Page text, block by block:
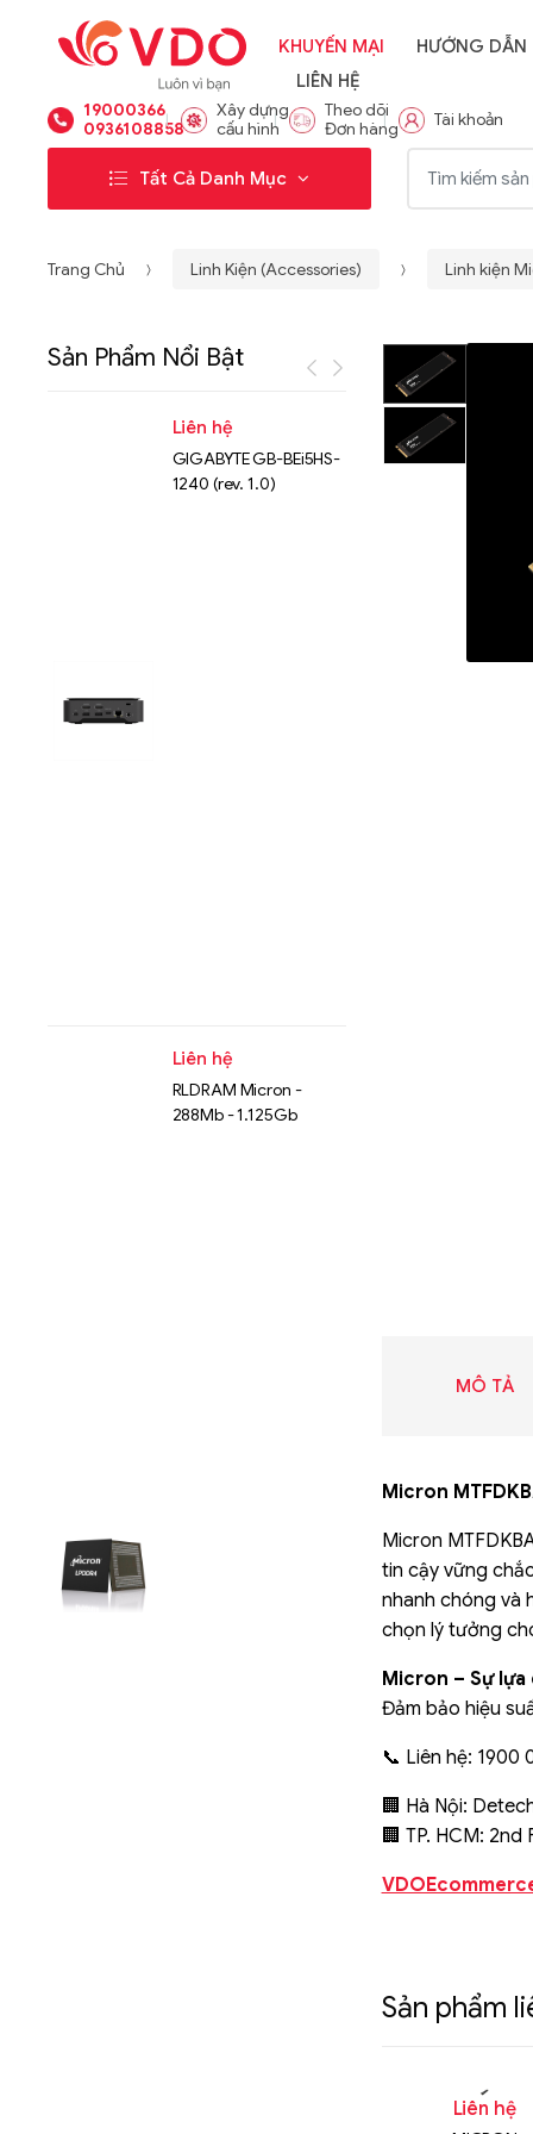
KHUYẾN MẠI HƯỚNG DẪN
LIÊN HỆ
19000366
0936108858
Xây dựng
cấu hình
Theo dõi
Đơn hàng
Tài khoản
Tất Cả Danh Mục
Trang Chủ Linh Kiện (Accessories) Linh kiện
MÔ TẢ
Micron
Micron
tin cậy vững
nhanh chóng và
chọn lý tưởng
Micron – Sự
Đảm bảo hiệu
📞 Liên hệ: 1900
🏢 Hà Nội:
🏢 TP. HCM: 2nd
Sản phẩm
Liên hệ
Sản Phẩm Nổi Bật
Liên hệ
GIGABYTE GB-BEi5HS-
1240 (rev. 1.0)
Liên hệ
RLDRAM Micron -
288Mb - 1.125Gb
SK
GDDR -